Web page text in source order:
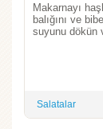
Makarnayı
balığını ve
suyunu dökün
Salatalar